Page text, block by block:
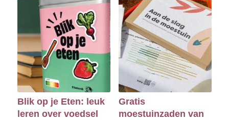
Blik op je Eten: leuk
leren over voedsel
Gratis
moestuinzaden van